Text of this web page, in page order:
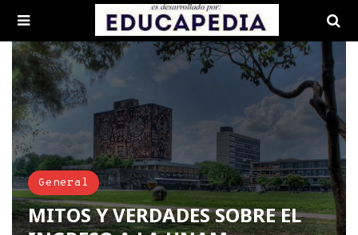
General
MITOS Y VERDADES SOBRE EL